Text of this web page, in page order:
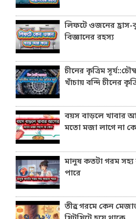
লিফটে ওজনের হ্রাস-
বিজ্ঞানের রহস্য
চীনের কৃত্রিম
খাঁচায় বন্দি চীনের
বয়স বাড়লে খাবার
মতো মজা লাগে না
মানুষ কতটা গরম
পারে
তীব্র গরমে কেন